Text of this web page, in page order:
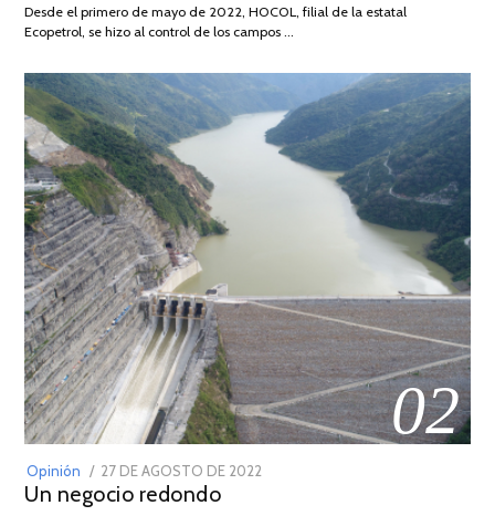
2026
Desde el primero de mayo de 2022, HOCOL, filial de la estatal
Ecopetrol, se hizo al control de los campos …
02
Opinión
POSTED
ON
27 DE AGOSTO DE 2022
Un negocio redondo